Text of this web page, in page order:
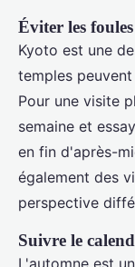
Éviter les foules
Kyoto est une
temples
Pour une visite
semaine et
en fin d'après-
également des
perspective
Suivre le